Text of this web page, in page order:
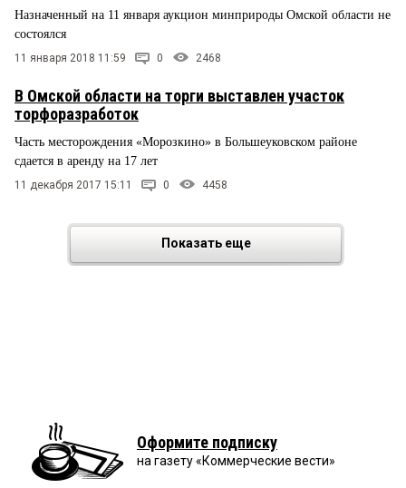
Назначенный на 11 января аукцион минприроды Омской области не
состоялся
11 января 2018 11:59 0 2468
В Омской области на торги выставлен участок
торфоразработок
Часть месторождения «Морозкино» в Большеуковском районе
сдается в аренду на 17 лет
11 декабря 2017 15:11 0 4458
Показать еще
Оформите подписку
на газету «Коммерческие вести»